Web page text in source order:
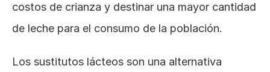
costos de crianza y destinar una mayor cantidad
de leche para el consumo de la población.
Los sustitutos lácteos son una alternativa